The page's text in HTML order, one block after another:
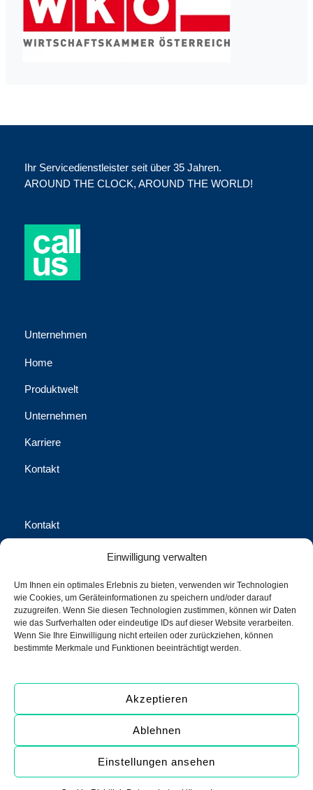
Einwilligung verwalten
Um Ihnen ein optimales Erlebnis zu bieten, verwenden wir Technologien
wie Cookies, um Geräteinformationen zu speichern und/oder darauf
zuzugreifen. Wenn Sie diesen Technologien zustimmen, können wir Daten
wie das Surfverhalten oder eindeutige IDs auf dieser Website verarbeiten.
Wenn Sie Ihre Einwilligung nicht erteilen oder zurückziehen, können
bestimmte Merkmale und Funktionen beeinträchtigt werden.
Akzeptieren
Ablehnen
Einstellungen ansehen
Ihr Servicedienstleister seit über 35 Jahren.
AROUND THE CLOCK, AROUND THE WORLD!
Unternehmen
Home
Produktwelt
Unternehmen
Karriere
Kontakt
Kontakt
Waschhausgasse 2, 1020 Wien
office@call-us-assistance.com​
+43 (1) 316 70-0
+43 (1) 316 70-100 Fax
Copyright © 2026 call us Assistance International GmbH
Hinweise
Cookie-Richtlinien